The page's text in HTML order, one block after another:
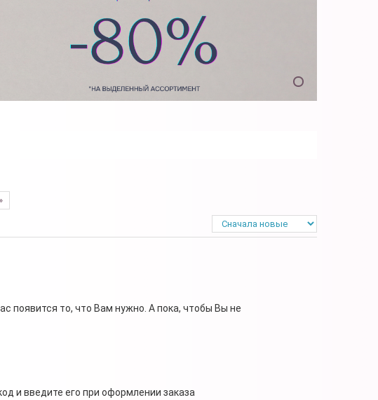
появится то, что Вам нужно. А пока, чтобы Вы не
и введите его при оформлении заказа